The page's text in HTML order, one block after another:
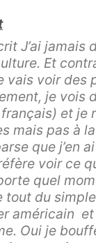
J’ai jamais
Et
vais voir des
je vois
français) et je
mais pas à
que j’en
voir ce
quel
tout du
américain
Oui je